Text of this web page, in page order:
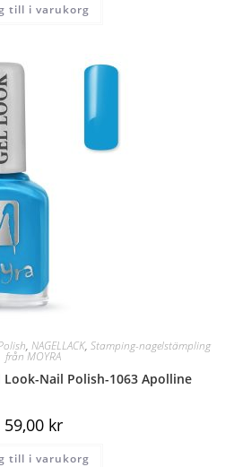
till i varukorg
, NAGELLACK, Stamping-nagelstämpling
från MOYRA
Look-Nail Polish-1063 Apolline
59,00 kr
till i varukorg